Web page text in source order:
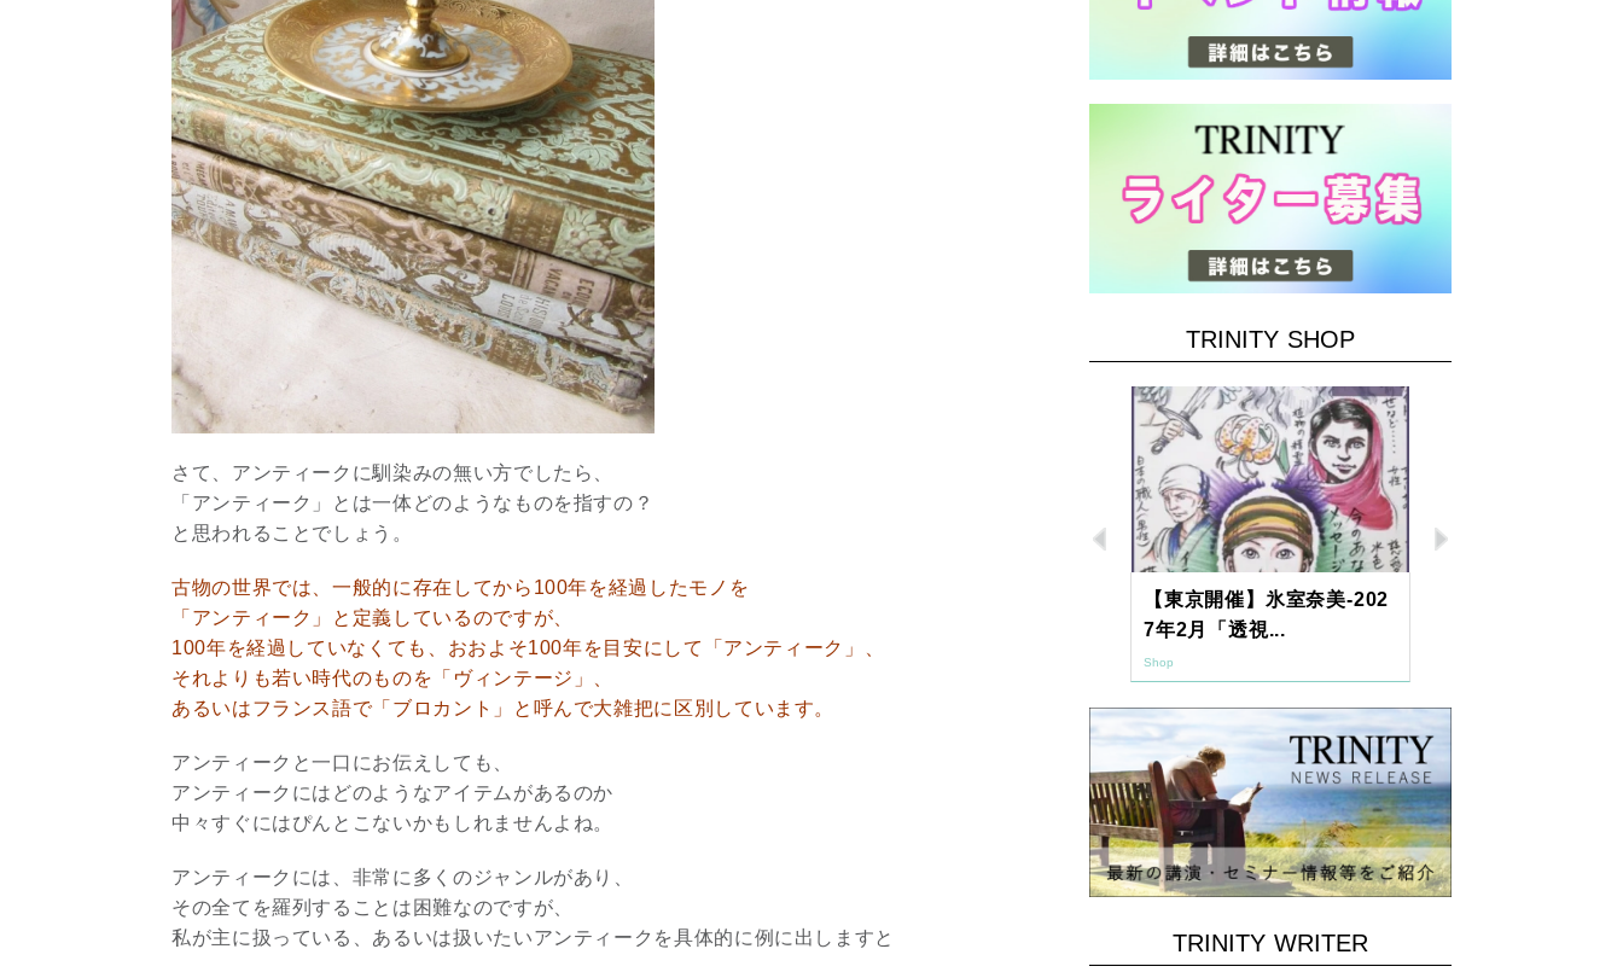
さて、アンティークに馴染みの無い方でしたら、
「アンティーク」とは一体どのようなものを指すの？
と思われることでしょう。
古物の世界では、一般的に存在してから100年を経過したモノを
「アンティーク」と定義しているのですが、
100年を経過していなくても、おおよそ100年を目安にして「アンティーク」、
それよりも若い時代のものを「ヴィンテージ」、
あるいはフランス語で「ブロカント」と呼んで大雑把に区別しています。
アンティークと一口にお伝えしても、
アンティークにはどのようなアイテムがあるのか
中々すぐにはぴんとこないかもしれませんよね。
アンティークには、非常に多くのジャンルがあり、
その全てを羅列することは困難なのですが、
私が主に扱っている、あるいは扱いたいアンティークを具体的に例に出しますと
TRINITY SHOP
Previous
【東京開催】氷室奈美-202
7年2月「透視...
Shop
TRINITY WRITER